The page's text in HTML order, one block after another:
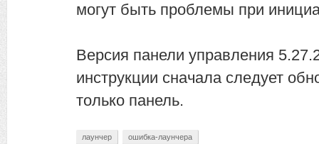
могут быть проблемы при
Версия панели управления
инструкции сначала следует
только панель.
лаунчер ошибка-лаунчера